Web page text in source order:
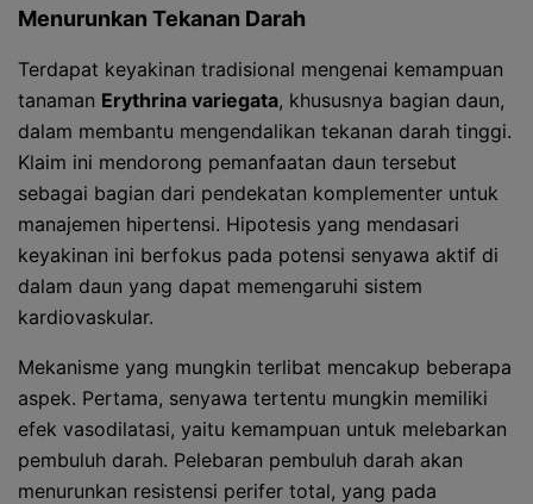
Menurunkan Tekanan Darah
Terdapat keyakinan tradisional mengenai kemampuan
tanaman Erythrina variegata, khususnya bagian daun,
dalam membantu mengendalikan tekanan darah tinggi.
Klaim ini mendorong pemanfaatan daun tersebut
sebagai bagian dari pendekatan komplementer untuk
manajemen hipertensi. Hipotesis yang mendasari
keyakinan ini berfokus pada potensi senyawa aktif di
dalam daun yang dapat memengaruhi sistem
kardiovaskular.
Mekanisme yang mungkin terlibat mencakup beberapa
aspek. Pertama, senyawa tertentu mungkin memiliki
efek vasodilatasi, yaitu kemampuan untuk melebarkan
pembuluh darah. Pelebaran pembuluh darah akan
menurunkan resistensi perifer total, yang pada